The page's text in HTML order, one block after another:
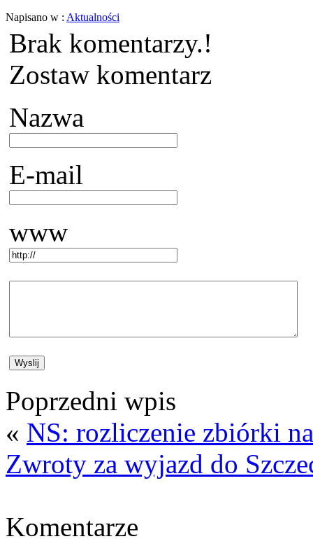
Napisano w : Aktualności
Brak komentarzy.!
Zostaw komentarz
Nazwa
E-mail
www
Poprzedni wpis
« NS: rozliczenie zbiórki
Zwroty za wyjazd do
Komentarze